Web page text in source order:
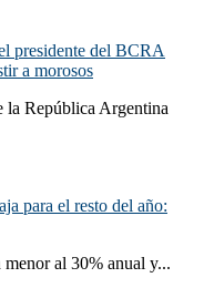
presidente del BCRA
a morosos
la República Argentina
para el resto del año:
al 30% anual y...